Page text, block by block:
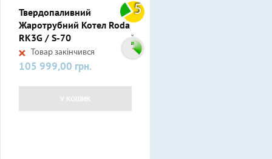
5
Твердопаливний
Жаротрубний Котел Roda
RK3G / S-70
Товар закінчився
Ціна
105 999,00 грн.
У КОШИК